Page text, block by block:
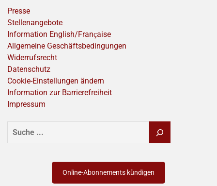
Presse
Stellenangebote
Information English/Franҫaise
Allgemeine Geschäftsbedingungen
Widerrufsrecht
Datenschutz
Cookie-Einstellungen ändern
Information zur Barrierefreiheit
Impressum
SUCHEN
Online-Abonnements kündigen